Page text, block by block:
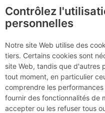
certaines pages ne sont plus
incomplètes, déconnectez-
compte sur le site.
Mont
refuge des
via le
8 - 9 mai 2026
Contrôlez
personnelles
Notre site Web utilise des
tiers. Certains cookies sont
site Web, tandis que d'autres
tout moment, en particulier
comprendre les
fournir des fonctionnalités de
accepter ou les refuser tous